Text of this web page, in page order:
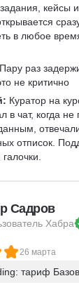
кейсы
в любое
Пару раз
не критично
Куратор на
в чат, когда не
отписок.
Садров
Хабра
26 марта
тариф